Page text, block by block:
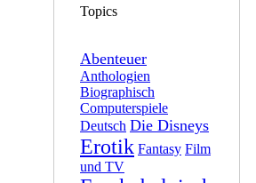
Topics
Abenteuer
Anthologien
Biographisch
Computerspiele
Deutsch Die Disneys
Erotik Fantasy Film
und TV